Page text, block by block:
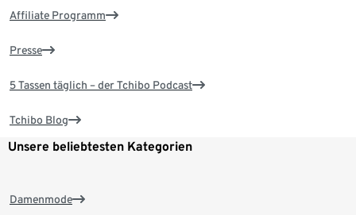
Affiliate Programm
Presse
5 Tassen täglich – der Tchibo Podcast
Tchibo Blog
Unsere beliebtesten Kategorien
Damenmode